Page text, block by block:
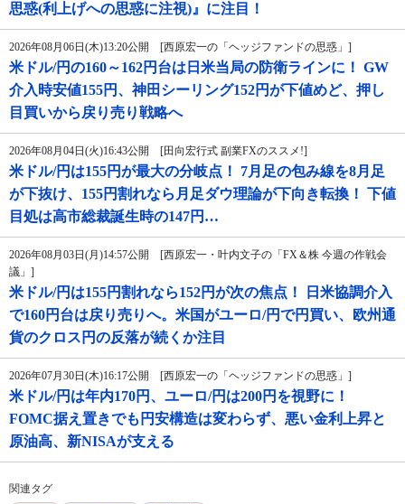
思惑(利上げへの思惑に注視)』に注目！
2026年08月06日(木)13:20公開 [西原宏一の「ヘッジファンドの思惑」]
米ドル/円の160～162円台は日米当局の防衛ラインに！ GW
介入時安値155円、神田シーリング152円が下値めど、押し
目買いから戻り売り戦略へ
2026年08月04日(火)16:43公開 [田向宏行式 副業FXのススメ!]
米ドル/円は155円が最大の分岐点！ 7月足の包み線を8月足
が下抜け、155円割れなら月足ダウ理論が下向き転換！ 下値
目処は高市総裁誕生時の147円…
2026年08月03日(月)14:57公開 [西原宏一・叶内文子の「FX＆株 今週の作戦会
議」]
米ドル/円は155円割れなら152円が次の焦点！ 日米協調介入
で160円台は戻り売りへ。米国がユーロ/円で円買い、欧州通
貨のクロス円の反落が続くか注目
2026年07月30日(木)16:17公開 [西原宏一の「ヘッジファンドの思惑」]
米ドル/円は年内170円、ユーロ/円は200円を視野に！
FOMC据え置きでも円安構造は変わらず、悪い金利上昇と
原油高、新NISAが支える
関連タグ